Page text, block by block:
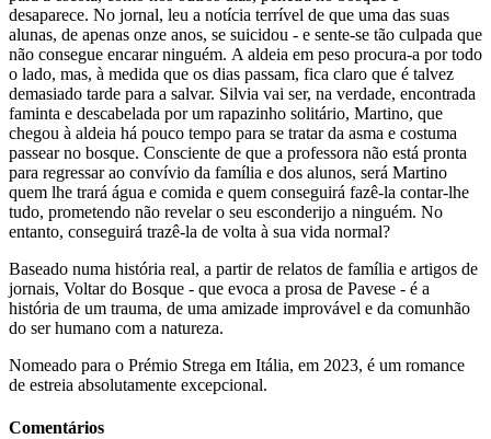
desaparece. No jornal, leu a notícia terrível de que uma das suas
alunas, de apenas onze anos, se suicidou - e sente-se tão culpada que
não consegue encarar ninguém. A aldeia em peso procura-a por todo
o lado, mas, à medida que os dias passam, fica claro que é talvez
demasiado tarde para a salvar. Silvia vai ser, na verdade, encontrada
faminta e descabelada por um rapazinho solitário, Martino, que
chegou à aldeia há pouco tempo para se tratar da asma e costuma
passear no bosque. Consciente de que a professora não está pronta
para regressar ao convívio da família e dos alunos, será Martino
quem lhe trará água e comida e quem conseguirá fazê-la contar-lhe
tudo, prometendo não revelar o seu esconderijo a ninguém. No
entanto, conseguirá trazê-la de volta à sua vida normal?
Baseado numa história real, a partir de relatos de família e artigos de
jornais, Voltar do Bosque - que evoca a prosa de Pavese - é a
história de um trauma, de uma amizade improvável e da comunhão
do ser humano com a natureza.
Nomeado para o Prémio Strega em Itália, em 2023, é um romance
de estreia absolutamente excepcional.
Comentários